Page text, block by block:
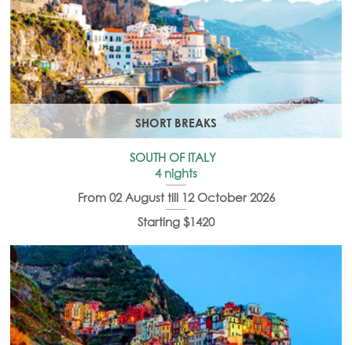
SHORT BREAKS
SOUTH OF ITALY
4 nights
From 02 August till 12 October 2026
Starting $1420